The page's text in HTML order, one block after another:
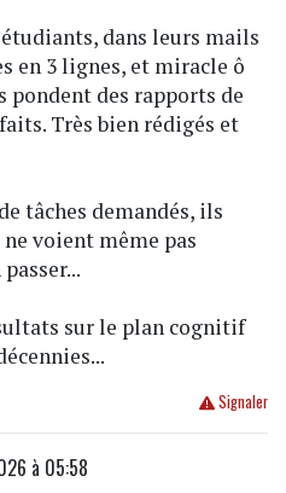
dans leurs mails
en 3 lignes, et miracle ô
pondent des rapports de
Très bien rédigés et
tâches demandés, ils
voient même pas
sur le plan cognitif
Signaler
à 05:58